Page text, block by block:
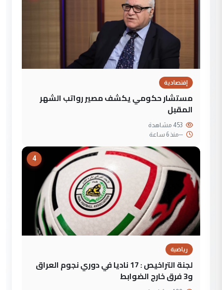
إقتصادية
مستشار حكومي يكشف مصير رواتب الشهر
المقبل
--منذ 6 ساعة
4
رياضية
لجنة التراخيص : 17 ناديا في دوري نجوم العراق
و3 فرق خارج الضوابط